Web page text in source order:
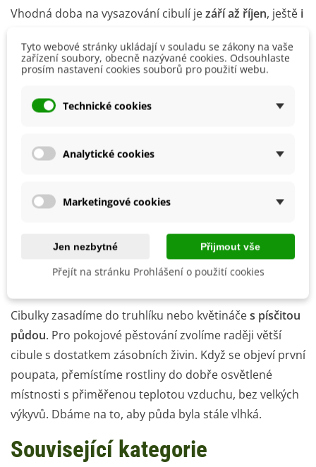
Vhodná doba na vysazování cibulí jezáří až říjen, ještě i
mělkou výsadbu, dostatečná hloubka výsadby je
dokonce základním předpokladem jejich úspěšného
cm pod povrch. Narcisy se mohou nechat na jednom
Po výsadbě je dobré narcisy
, aby půda
zopakujte pouze v případě, je-li dlouhé období sucha.
chvíli, kdy jim začnou rašit drobné kořínky. Cibulky
uložte na suché a teplé místo, aby dozrály.
Cibulky zasadíme do truhlíku nebo květináčes písčitou
půdou. Pro pokojové pěstování zvolíme raději větší
cibule s dostatkem zásobních živin. Když se objeví první
poupata, přemístíme rostliny do dobře osvětlené
místnosti s přiměřenou teplotou vzduchu, bez velkých
výkyvů. Dbáme na to, aby půda byla stále vlhká.
Související kategorie
Tyto webové stránky ukládají v souladu se zákony na vaše
zařízení soubory, obecně nazývané cookies. Odsouhlaste
prosím nastavení cookies souborů pro použití webu.
Technické cookies
Analytické cookies
Marketingové cookies
Jen nezbytné Přijmout vše
Přejít na stránku Prohlášení o použití cookies